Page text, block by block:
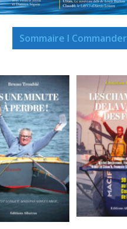
Sommaire I Commander